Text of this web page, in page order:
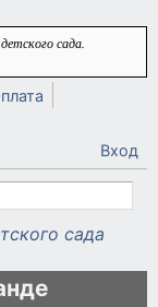
сада.
Вход
сада